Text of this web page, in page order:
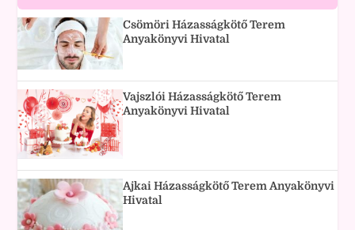
Csömöri Házasságkötő Terem
Anyakönyvi Hivatal
Vajszlói Házasságkötő Terem
Anyakönyvi Hivatal
Ajkai Házasságkötő Terem Anyakönyvi
Hivatal